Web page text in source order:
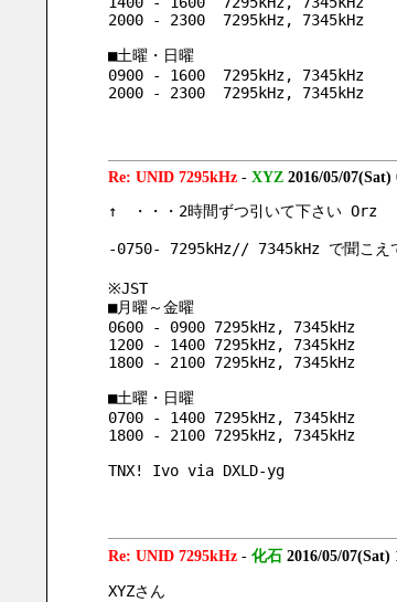
2000 - 2300  7295kHz, 7345kHz
■土曜・日曜
0900 - 1600  7295kHz, 7345kHz
2000 - 2300  7295kHz, 7345kHz
Re: UNID 7295kHz- XYZ 2016/05/07(Sat)
↑　・・・2時間ずつ引いて下さい Orz
-0750- 7295kHz// 7345kHz で聞こえて
※JST
■月曜～金曜
0600 - 0900 7295kHz, 7345kHz
1200 - 1400 7295kHz, 7345kHz
1800 - 2100 7295kHz, 7345kHz
■土曜・日曜
0700 - 1400 7295kHz, 7345kHz
1800 - 2100 7295kHz, 7345kHz
TNX! Ivo via DXLD-yg
Re: UNID 7295kHz- 化石 2016/05/07(Sat)
XYZさん